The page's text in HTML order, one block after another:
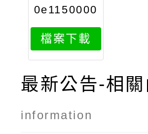
0e1150000
271attach
2
檔案下載
最新公告-相關
information